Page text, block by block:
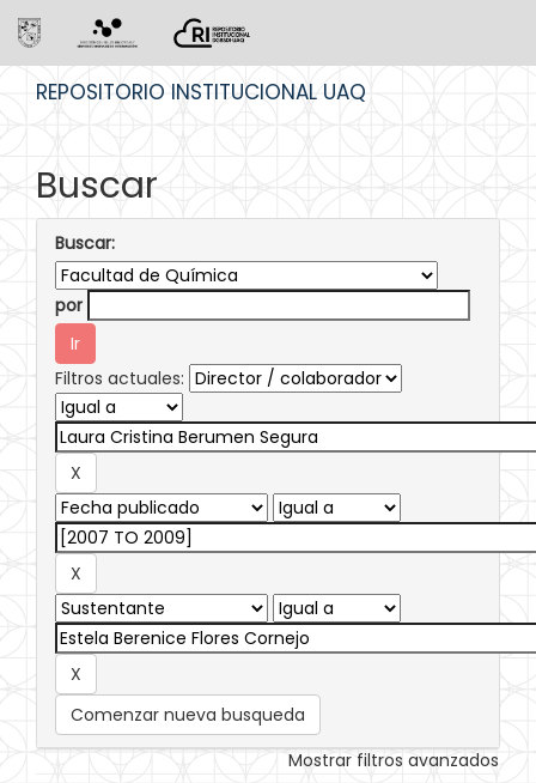
REPOSITORIO INSTITUCIONAL UAQ
Buscar
Buscar:
por
Filtros actuales:
Comenzar nueva busqueda
Mostrar filtros avanzados